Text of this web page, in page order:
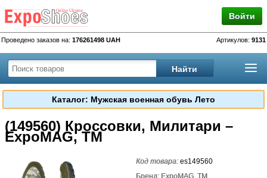
Войти
Проведено заказов на: 176261498 UAH Артикулов: 9131
Каталог: Мужская военная обувь Лето
(149560) Кроссовки, Милитари –
ExpoMAG, TM
Код товара:es149560
Бренд: ExpoMAG, TM